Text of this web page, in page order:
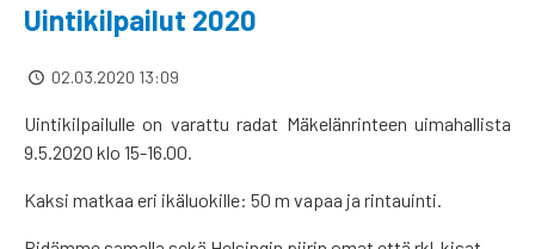
Uintikilpailut 2020
02.03.2020 13:09
Uintikilpailulle on varattu radat Mäkelänrinteen uimahallista
9.5.2020 klo 15-16.00.
Kaksi matkaa eri ikäluokille: 50 m vapaa ja rintauinti.